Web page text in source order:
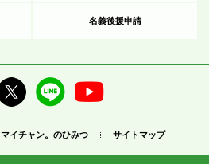
名義後援申請
マイチャン。のひみつ サイトマップ